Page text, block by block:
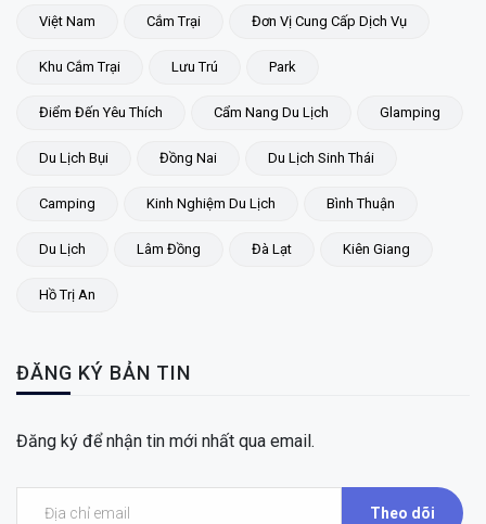
Việt Nam Cắm Trại Đơn Vị Cung Cấp Dịch Vụ
Khu Cắm Trại Lưu Trú Park
Điểm Đến Yêu Thích Cẩm Nang Du Lịch Glamping
Du Lịch Bụi Đồng Nai Du Lịch Sinh Thái
Camping Kinh Nghiệm Du Lịch Bình Thuận
Du Lịch Lâm Đồng Đà Lạt Kiên Giang
Hồ Trị An
ĐĂNG KÝ BẢN TIN
Đăng ký để nhận tin mới nhất qua email.
Theo dõi